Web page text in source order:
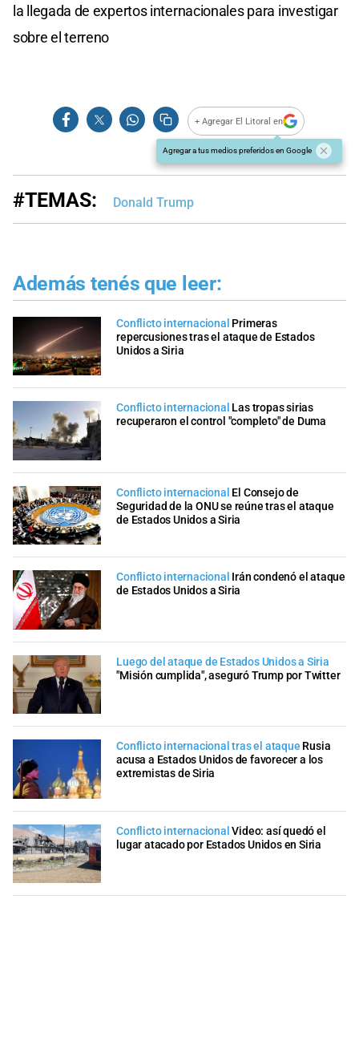
la llegada de expertos internacionales para investigar
sobre el terreno
+ Agregar El Litoral en
Agregar a tus medios preferidos en Google
#TEMAS: Donald Trump
Además tenés que leer:
Conflicto internacional Primeras
repercusiones tras el ataque de Estados
Unidos a Siria
Conflicto internacional Las tropas sirias
recuperaron el control "completo" de Duma
Conflicto internacional El Consejo de
Seguridad de la ONU se reúne tras el ataque
de Estados Unidos a Siria
Conflicto internacional Irán condenó el ataque
de Estados Unidos a Siria
Luego del ataque de Estados Unidos a Siria
"Misión cumplida", aseguró Trump por Twitter
Conflicto internacional tras el ataque Rusia
acusa a Estados Unidos de favorecer a los
extremistas de Siria
Conflicto internacional Video: así quedó el
lugar atacado por Estados Unidos en Siria